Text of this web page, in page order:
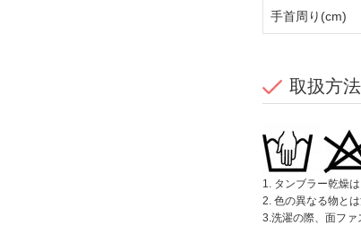
手首周り(cm)
取扱方法
1. タンブラー乾燥は
2. 色の異なる物と
3.洗濯の際、面ファ